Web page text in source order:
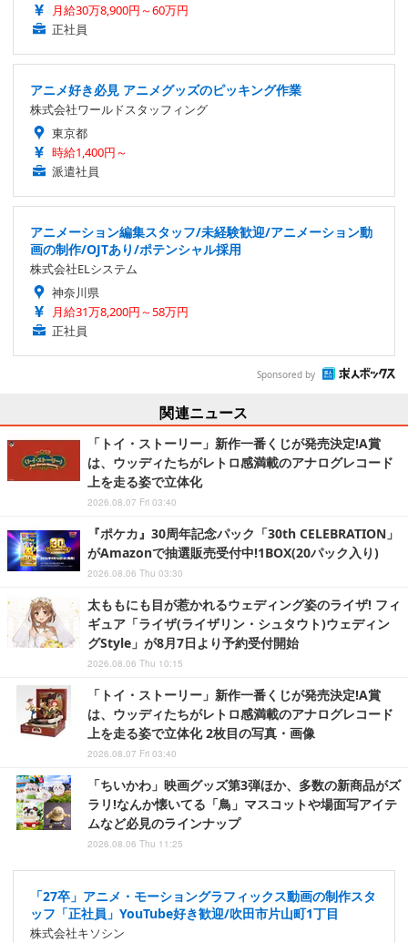
月給30万8,900円～60万円
正社員
アニメ好き必見 アニメグッズのピッキング作業
株式会社ワールドスタッフィング
東京都
時給1,400円～
派遣社員
アニメーション編集スタッフ/未経験歓迎/アニメーション動
画の制作/OJTあり/ポテンシャル採用
株式会社ELシステム
神奈川県
月給31万8,200円～58万円
正社員
Sponsored by
関連ニュース
「トイ・ストーリー」新作一番くじが発売決定!A賞
は、ウッディたちがレトロ感満載のアナログレコード
上を走る姿で立体化
2026.08.07 Fri 03:40
『ポケカ』30周年記念パック「30th CELEBRATION」
がAmazonで抽選販売受付中!1BOX(20パック入り)
2026.08.06 Thu 03:30
太ももにも目が惹かれるウェディング姿のライザ! フィ
ギュア「ライザ(ライザリン・シュタウト)ウェディン
グStyle」が8月7日より予約受付開始
2026.08.06 Thu 10:15
「トイ・ストーリー」新作一番くじが発売決定!A賞
は、ウッディたちがレトロ感満載のアナログレコード
上を走る姿で立体化 2枚目の写真・画像
2026.08.07 Fri 03:40
「ちいかわ」映画グッズ第3弾ほか、多数の新商品がズ
ラリ!なんか懐いてる「鳥」マスコットや場面写アイテ
ムなど必見のラインナップ
2026.08.06 Thu 11:25
「27卒」アニメ・モーショングラフィックス動画の制作スタ
ッフ「正社員」YouTube好き歓迎/吹田市片山町1丁目
株式会社キソシン